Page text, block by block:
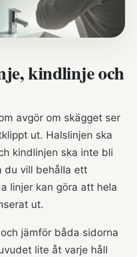
kindlinje och
avgör om skägget ser
ut. Halslinjen ska
kindlinjen ska inte bli
du vill behålla ett
linjer kan göra att hela
ut.
jämför båda sidorna
lite åt varje håll